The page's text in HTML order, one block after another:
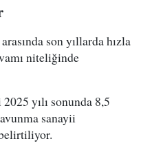
son yıllarda hızla
niteliğinde
yılı sonunda 8,5
sanayii